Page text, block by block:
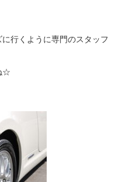
行くように専門のスタッフ
☆